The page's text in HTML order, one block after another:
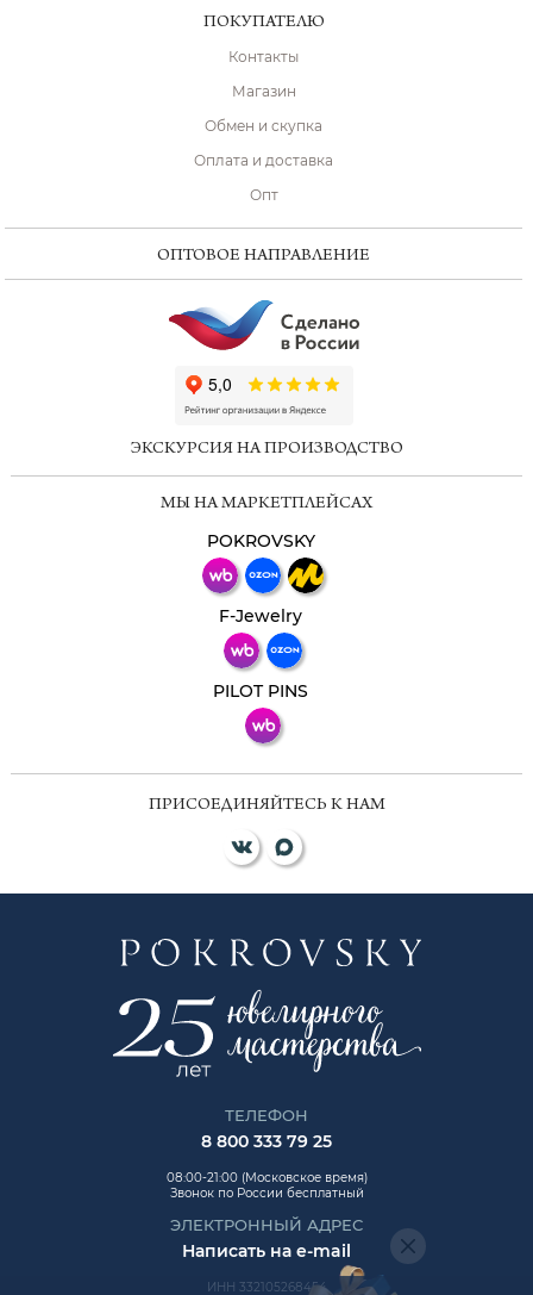
ПОКУПАТЕЛЮ
Контакты
Магазин
Обмен и скупка
Оплата и доставка
Опт
ОПТОВОЕ НАПРАВЛЕНИЕ
ЭКСКУРСИЯ НА ПРОИЗВОДСТВО
МЫ НА МАРКЕТПЛЕЙСАХ
POKROVSKY
F-Jewelry
PILOT PINS
ПРИСОЕДИНЯЙТЕСЬ К НАМ
ТЕЛЕФОН
8 800 333 79 25
08:00-21:00 (Московское время)
Звонок по России бесплатный
ЭЛЕКТРОННЫЙ АДРЕС
Написать на e-mail
ИНН 332105268454